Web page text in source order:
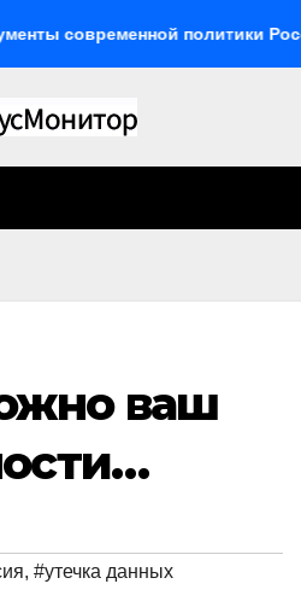
политики России
ваш
, #утечка данных